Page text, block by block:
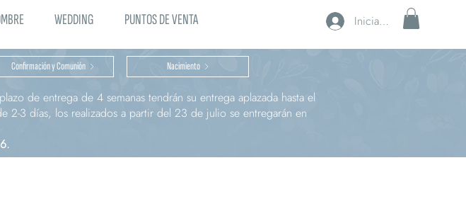
WEDDING PUNTOS DE VENTA Iniciar sesión
Confirmación y Comunión Nacimiento
de entrega de 4 semanas tendrán su entrega aplazada hasta el
2-3 días, los realizados a partir del 23 de julio se entregarán en